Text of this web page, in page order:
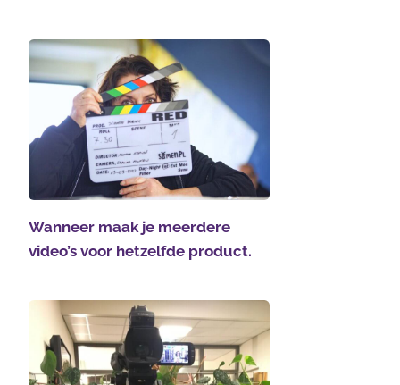
Wanneer maak je meerdere
video’s voor hetzelfde product.